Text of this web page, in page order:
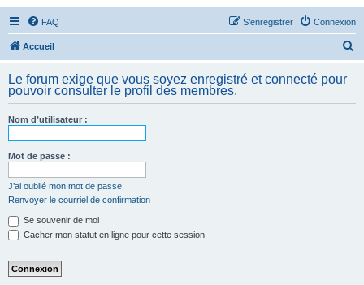
FAQ Connexion
S’enregistrer
Accueil
h
Le forum exige que vous soyez enregistré et connecté pour
pouvoir consulter le profil des membres.
Nom d’utilisateur :
Mot de passe :
J’ai oublié mon mot de passe
Renvoyer le courriel de confirmation
Se souvenir de moi
Cacher mon statut en ligne pour cette session